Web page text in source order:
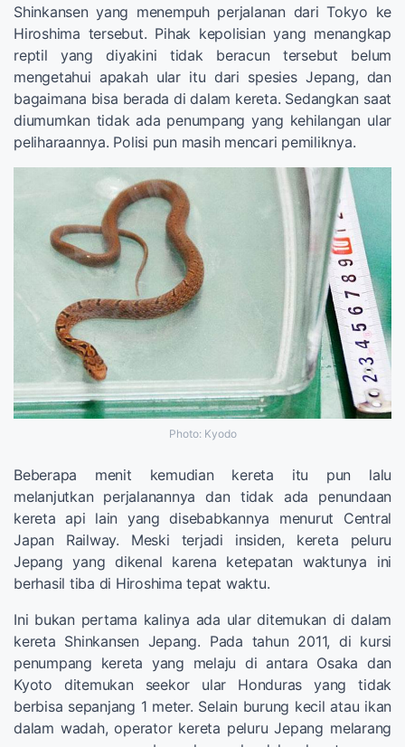
Shinkansen yang menempuh perjalanan dari Tokyo ke
Hiroshima tersebut. Pihak kepolisian yang menangkap
reptil yang diyakini tidak beracun tersebut belum
mengetahui apakah ular itu dari spesies Jepang, dan
bagaimana bisa berada di dalam kereta. Sedangkan saat
diumumkan tidak ada penumpang yang kehilangan ular
peliharaannya. Polisi pun masih mencari pemiliknya.
Photo: Kyodo
Beberapa menit kemudian kereta itu pun lalu
melanjutkan perjalanannya dan tidak ada penundaan
kereta api lain yang disebabkannya menurut Central
Japan Railway. Meski terjadi insiden, kereta peluru
Jepang yang dikenal karena ketepatan waktunya ini
berhasil tiba di Hiroshima tepat waktu.
Ini bukan pertama kalinya ada ular ditemukan di dalam
kereta Shinkansen Jepang. Pada tahun 2011, di kursi
penumpang kereta yang melaju di antara Osaka dan
Kyoto ditemukan seekor ular Honduras yang tidak
berbisa sepanjang 1 meter. Selain burung kecil atau ikan
dalam wadah, operator kereta peluru Jepang melarang